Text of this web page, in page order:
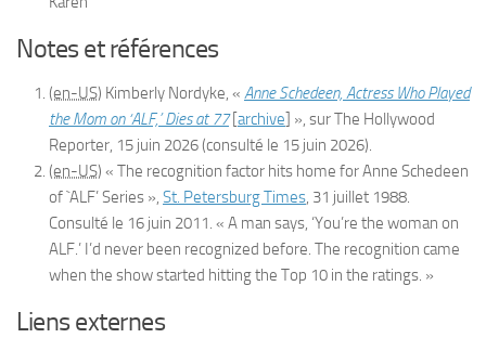
Notes et références
(en-US) Kimberly Nordyke, « Anne Schedeen, Actress Who Played
the Mom on ‘ALF,’ Dies at 77[archive] », surThe Hollywood
Reporter, 15 juin 2026(consulté le 15 juin 2026).
(en-US) « The recognition factor hits home for Anne Schedeen
of `ALF’ Series », St. Petersburg Times, 31 juillet 1988.
Consulté le 16 juin 2011. « A man says, ‘You’re the woman on
ALF.’ I’d never been recognized before. The recognition came
when the show started hitting the Top 10 in the ratings. »
Liens externes